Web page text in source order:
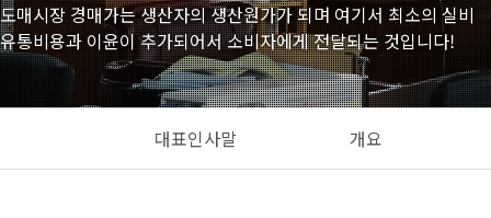
도매시장 경매가는 생산자의 생산원가가 되며 여기서 최소의 실비
유통비용과 이윤이 추가되어서 소비자에게 전달되는 것입니다!
대표인사말 개요